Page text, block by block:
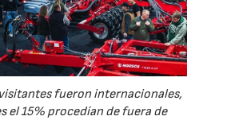
fueron internacionales,
el 15% procedían de fuera de